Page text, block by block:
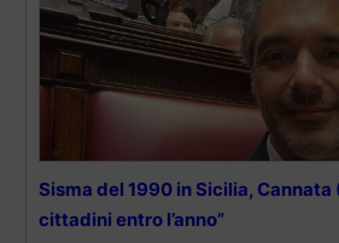
Sisma del 1990 in Sicilia, Cannata
cittadini entro l’anno”